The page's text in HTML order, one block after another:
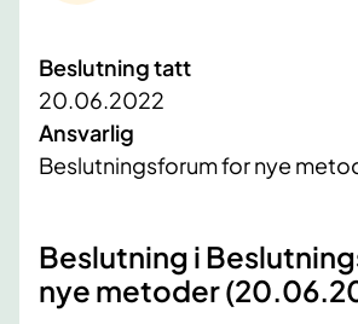
Beslutning tatt
20.06.2022
Ansvarlig
Beslutningsforum for nye
​Beslutning i
nye metoder